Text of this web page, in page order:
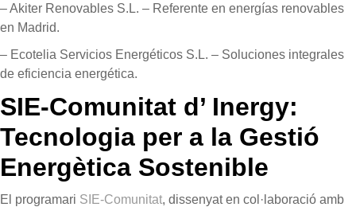
– Akiter Renovables S.L. – Referente en energías renovables
en Madrid.
– Ecotelia Servicios Energéticos S.L. – Soluciones integrales
de eficiencia energética.
SIE-Comunitat d’ Inergy:
Tecnologia per a la Gestió
Energètica Sostenible
El programari SIE-Comunitat, dissenyat en col·laboració amb